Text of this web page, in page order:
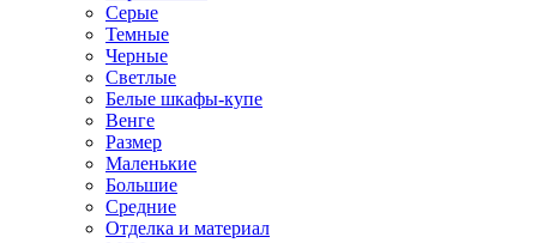
Серые
Темные
Черные
Светлые
Белые шкафы-купе
Венге
Размер
Маленькие
Большие
Средние
Отделка и материал